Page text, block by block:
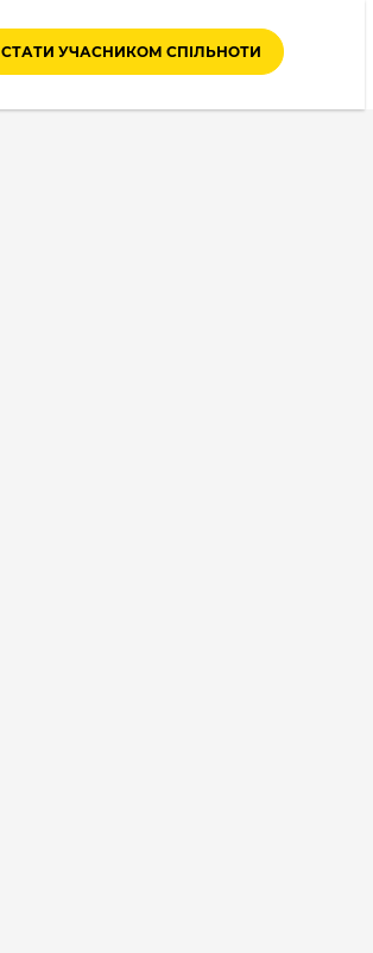
СТАТИ УЧАСНИКОМ СПІЛЬНОТИ